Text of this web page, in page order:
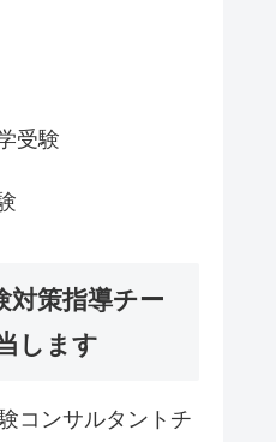
受験
対策指導チー
します
コンサルタントチ